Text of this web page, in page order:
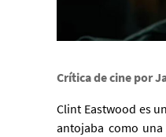
Crítica de cine por
Clint Eastwood es
antojaba como